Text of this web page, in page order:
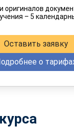
в рассрочку на 12
оригиналов
– 5
Оставить заявку
о